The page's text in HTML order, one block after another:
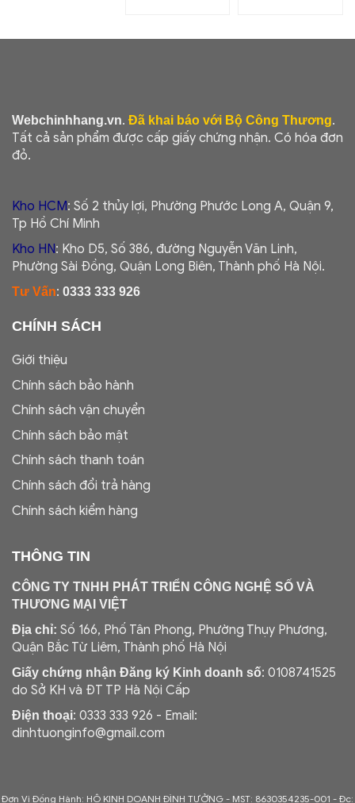
Webchinhhang.vn. Đã khai báo với Bộ Công Thương.
Tất cả sản phẩm được cấp giấy chứng nhận. Có hóa đơn
đỏ.
Kho HCM: Số 2 thủy lợi, Phường Phước Long A, Quận 9,
Tp Hồ Chí Minh
Kho HN: Kho D5, Số 386, đường Nguyễn Văn Linh,
Phường Sài Đồng, Quận Long Biên, Thành phố Hà Nội.
Tư Vấn: 0333 333 926
CHÍNH SÁCH
Giới thiệu
Chính sách bảo hành
Chính sách vận chuyển
Chính sách bảo mật
Chính sách thanh toán
Chính sách đổi trả hàng
Chính sách kiểm hàng
THÔNG TIN
CÔNG TY TNHH PHÁT TRIỂN CÔNG NGHỆ SỐ VÀ
THƯƠNG MẠI VIỆT
Địa chỉ: Số 166, Phố Tân Phong, Phường Thụy Phương,
Quận Bắc Từ Liêm, Thành phố Hà Nội
Giấy chứng nhận Đăng ký Kinh doanh số: 0108741525
do Sở KH và ĐT TP Hà Nội Cấp
Điện thoại: 0333 333 926 - Email:
dinhtuonginfo@gmail.com
Đơn Vị Đồng Hành: HỘ KINH DOANH ĐÌNH TƯỞNG - MST: 8630354235-001 - Đc: